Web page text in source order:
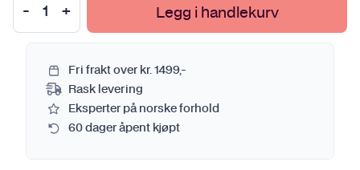
Legg i handlekurv
Fri frakt over kr. 1499,-
Rask levering
Eksperter på norske forhold
60 dager åpent kjøpt